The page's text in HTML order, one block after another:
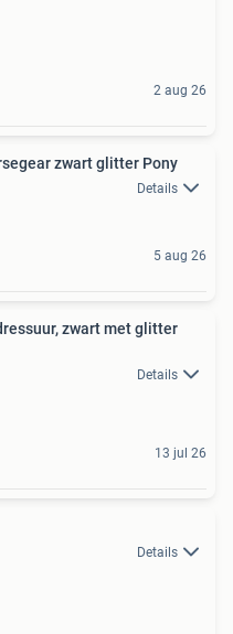
2 aug 26
zwart glitter Pony
Details
5 aug 26
zwart met glitter
Details
13 jul 26
Details